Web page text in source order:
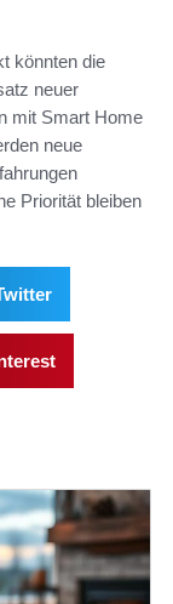
könnten die
neuer
mit Smart Home
neue
Priorität bleiben